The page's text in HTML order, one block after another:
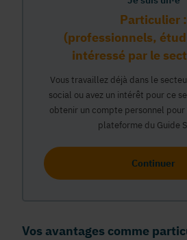
Particulier :
(professionnels,
intéressé par le
Vous travaillez déjà dans le
social ou avez un intérêt pour ce
obtenir un compte personnel
plateforme du Guide
Continuer
Vos avantages comme